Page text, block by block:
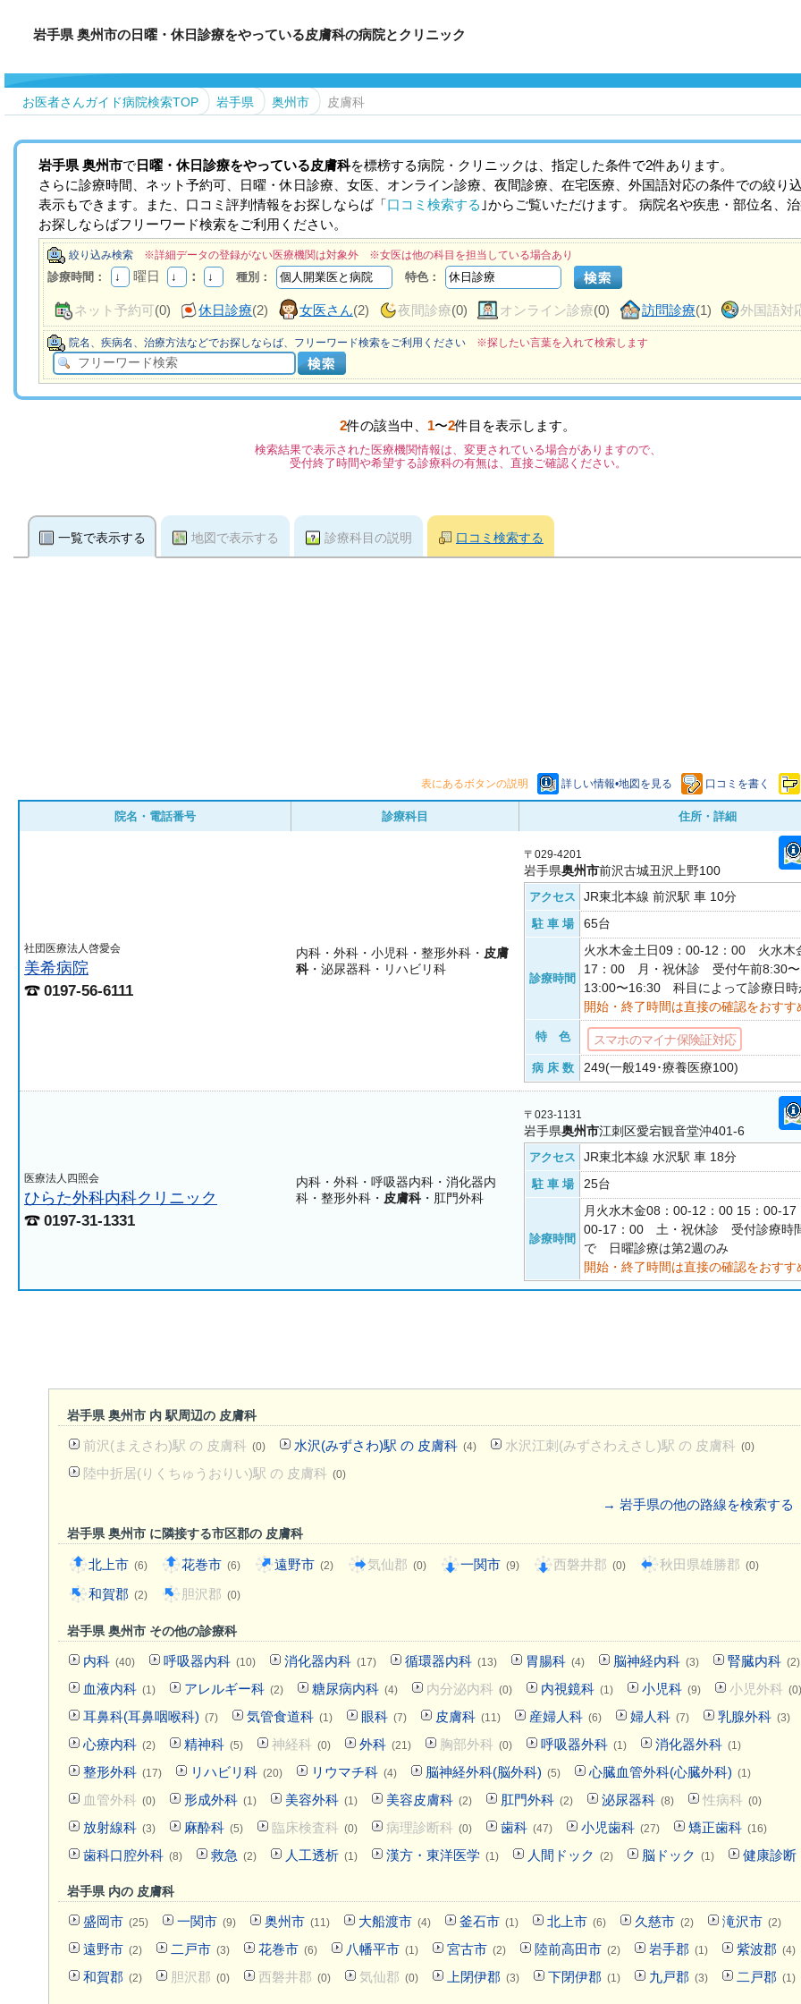
岩手県 奥州市の日曜・休日診療をやっている皮膚科の病院とクリニック
お医者さんガイド病院検索TOP 岩手県 奥州市 皮膚科
岩手県 奥州市で 日曜・休日診療をやっている皮膚科を標榜する病院・クリニックは、指定した条件で2件あります。
さらに診療時間、ネット予約可、日曜・休日診療、女医、オンライン診療、夜間診療、在宅医療、外国語対応の条件での絞り
表示もできます。また、口コミ評判情報をお探しならば「口コミ検索する ｣からご覧いただけます。 病院名や疾患・部位名、
お探しならばフリーワード検索をご利用ください。
絞り込み検索 ※詳細データの登録がない医療機関は対象外 ※女医は他の科目を担当している場合あり
診療時間： 曜日 ： 種別： 特色：
ネット予約可(0) 休日診療(2) 女医さん(2) 夜間診療(0) オンライン診療(0) 訪問診療(1) 外国語対
院名、疾病名、治療方法などでお探しならば、フリーワード検索をご利用ください ※探したい言葉を入れて検索します
2件の該当中、 1〜2件目を表示します。
検索結果で表示された医療機関情報は、変更されている場合がありますので、
受付終了時間や希望する診療科の有無は、直接ご確認ください。
一覧で表示する 地図で表示する 診療科目の説明 口コミ検索する
表にあるボタンの説明 詳しい情報•地図を見る 口コミを書く
院名・電話番号 診療科目 住所・詳細
社団医療法人啓愛会
美希病院
0197-56-6111
内科・外科・小児科・整形外科・ 皮膚
科・泌尿器科・リハビリ科
〒029-4201
岩手県奥州市前沢古城丑沢上野100
アクセス JR東北本線 前沢駅 車 10分
駐 車 場 65台
診療時間
火水木金土日09：00-12：00 火水木
17：00 月・祝休診 受付午前8:30〜
13:00〜16:30 科目によって診療日時
開始・終了時間は直接の確認をおすす
特 色 スマホのマイナ保険証対応
病 床 数 249(一般149･療養医療100)
医療法人四照会
ひらた外科内科クリニック
0197-31-1331
内科・外科・呼吸器内科・消化器内
科・整形外科・ 皮膚科・肛門外科
〒023-1131
岩手県奥州市江刺区愛宕観音堂沖401-6
アクセス JR東北本線 水沢駅 車 18分
駐 車 場 25台
診療時間
月火水木金08：00-12：00 15：00-
00-17：00 土・祝休診 受付診療時
で 日曜診療は第2週のみ
開始・終了時間は直接の確認をおすす
岩手県 奥州市 内 駅周辺の 皮膚科
前沢(まえさわ)駅 の 皮膚科 (0) 水沢(みずさわ)駅 の 皮膚科 (4) 水沢江刺(みずさわえさし)駅 の 皮膚科 (0)
陸中折居(りくちゅうおりい)駅 の 皮膚科 (0)
→ 岩手県の他の路線を検索する
岩手県 奥州市 に隣接する市区郡の 皮膚科
北上市 (6) 花巻市 (6) 遠野市 (2) 気仙郡 (0) 一関市 (9) 西磐井郡 (0) 秋田県雄勝郡 (0)
和賀郡 (2) 胆沢郡 (0)
岩手県 奥州市 その他の診療科
内科 (40) 呼吸器内科 (10) 消化器内科 (17) 循環器内科 (13) 胃腸科 (4) 脳神経内科 (3) 腎臓内科 (2)
血液内科 (1) アレルギー科 (2) 糖尿病内科 (4) 内分泌内科 (0) 内視鏡科 (1) 小児科 (9) 小児外科 (0)
耳鼻科(耳鼻咽喉科) (7) 気管食道科 (1) 眼科 (7) 皮膚科 (11) 産婦人科 (6) 婦人科 (7) 乳腺外科 (3)
心療内科 (2) 精神科 (5) 神経科 (0) 外科 (21) 胸部外科 (0) 呼吸器外科 (1) 消化器外科 (1)
整形外科 (17) リハビリ科 (20) リウマチ科 (4) 脳神経外科(脳外科) (5) 心臓血管外科(心臓外科) (1)
血管外科 (0) 形成外科 (1) 美容外科 (1) 美容皮膚科 (2) 肛門外科 (2) 泌尿器科 (8) 性病科 (0)
放射線科 (3) 麻酔科 (5) 臨床検査科 (0) 病理診断科 (0) 歯科 (47) 小児歯科 (27) 矯正歯科 (16)
歯科口腔外科 (8) 救急 (2) 人工透析 (1) 漢方・東洋医学 (1) 人間ドック (2) 脳ドック (1) 健康診断
岩手県 内の 皮膚科
盛岡市 (25) 一関市 (9) 奥州市 (11) 大船渡市 (4) 釜石市 (1) 北上市 (6) 久慈市 (2) 滝沢市 (2)
遠野市 (2) 二戸市 (3) 花巻市 (6) 八幡平市 (1) 宮古市 (2) 陸前高田市 (2) 岩手郡 (1) 紫波郡 (4)
和賀郡 (2) 胆沢郡 (0) 西磐井郡 (0) 気仙郡 (0) 上閉伊郡 (3) 下閉伊郡 (1) 九戸郡 (3) 二戸郡 (1)